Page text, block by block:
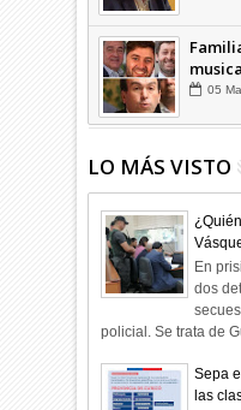
05
LO MÁS VISTO
En
dos
policial. Se trata de
Sepa
las